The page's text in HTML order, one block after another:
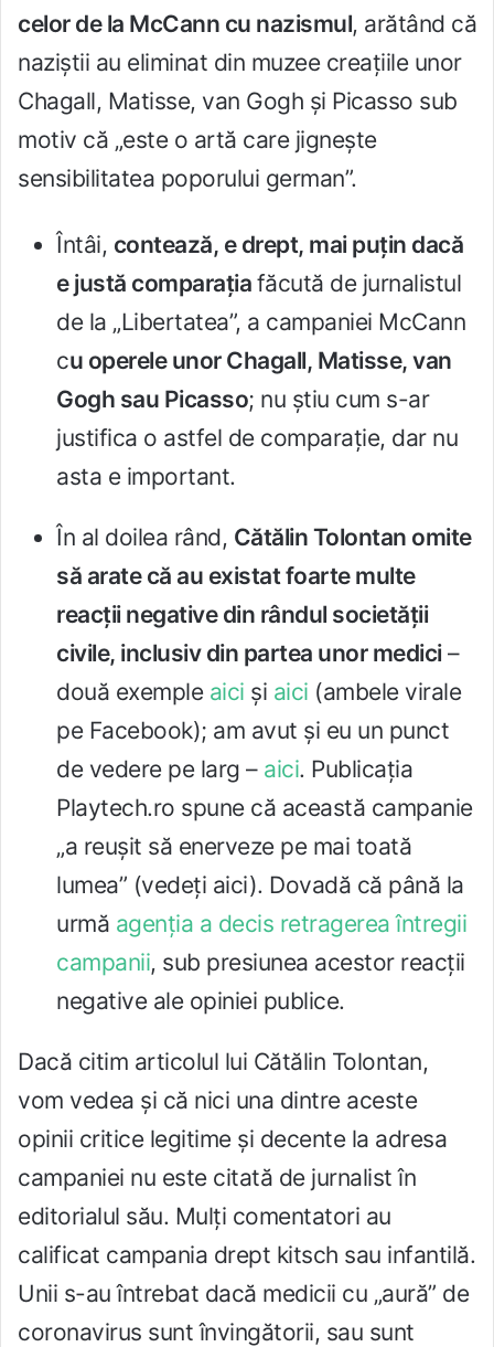
celor de la McCann cu nazismul, arătând că
naziştii au eliminat din muzee creaţiile unor
Chagall, Matisse, van Gogh şi Picasso sub
motiv că „este o artă care jigneşte
sensibilitatea poporului german”.
Întâi, contează, e drept, mai puţin dacă
e justă comparaţia făcută de jurnalistul
de la „Libertatea”, a campaniei McCann
cu operele unor Chagall, Matisse, van
Gogh sau Picasso; nu ştiu cum s-ar
justifica o astfel de comparaţie, dar nu
asta e important.
În al doilea rând, Cătălin Tolontan omite
să arate că au existat foarte multe
reacţii negative din rândul societăţii
civile, inclusiv din partea unor medici–
două exemple aici şi aici (ambele virale
pe Facebook); am avut şi eu un punct
de vedere pe larg – aici. Publicaţia
Playtech.ro spune că această campanie
„a reuşit să enerveze pe mai toată
lumea” (vedeţi aici). Dovadă că până la
urmă agenţia a decis retragerea întregii
campanii, sub presiunea acestor reacţii
negative ale opiniei publice.
Dacă citim articolul lui Cătălin Tolontan,
vom vedea şi că nici una dintre aceste
opinii critice legitime şi decente la adresa
campaniei nu este citată de jurnalist în
editorialul său. Mulţi comentatori au
calificat campania drept kitsch sau infantilă.
Unii s-au întrebat dacă medicii cu „aură” de
coronavirus sunt învingătorii, sau sunt